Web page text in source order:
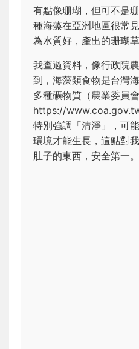
有點像珊瑚，但可不是
種海藻在亞洲地區很常
為水質好，產出的珊瑚草
我查過資料，像行政院
到，海藻類食物是台灣
多種礦物質（農業委員會
https://
特別強調「清淨」，可
環境才能生長，這點對
肚子的東西，安全第一。